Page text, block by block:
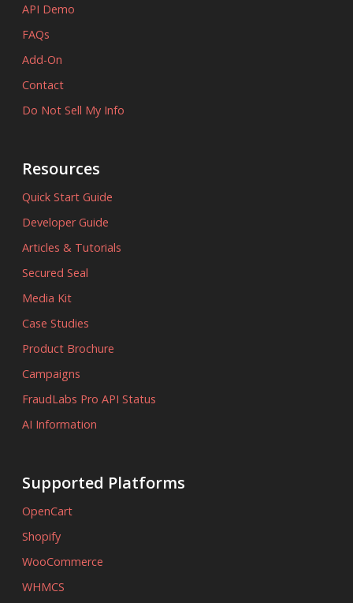
API Demo
FAQs
Add-On
Contact
Do Not Sell My Info
Resources
Quick Start Guide
Developer Guide
Articles & Tutorials
Secured Seal
Media Kit
Case Studies
Product Brochure
Campaigns
FraudLabs Pro API Status
AI Information
Supported Platforms
OpenCart
Shopify
WooCommerce
WHMCS